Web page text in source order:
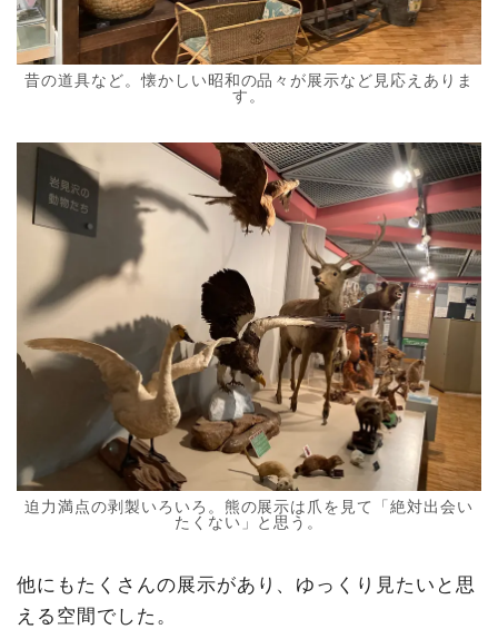
昔の道具など。懐かしい昭和の品々が展示など見応えありま
す。
迫力満点の剥製いろいろ。熊の展示は爪を見て「絶対出会い
たくない」と思う。
他にもたくさんの展示があり、ゆっくり見たいと思
える空間でした。